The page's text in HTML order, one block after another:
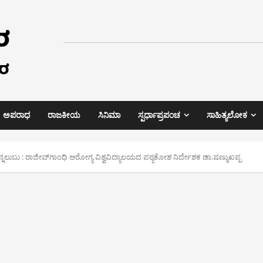
ಅಪರಾಧ ರಾಜಕೀಯ ಸಿನಿಮಾ ಸ್ಪರ್ಧಾಪ್ರಪಂಚ ಸಾಹಿತ್ಯಲೋಕ
: ರಾಜೀವ್‌ಗಾಂಧಿ ಆರೋಗ್ಯ ವಿಶ್ವವಿದ್ಯಾಲಯದ ಪಠ್ಯಕೋಶ ನಿರ್ದೇಶಕ ಡಾ.ಷಣ್ಮುಖಪ್ಪ